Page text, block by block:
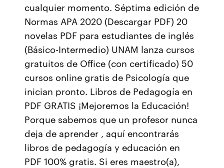
cualquier momento. Séptima edición de
Normas APA 2020 (Descargar PDF) 20
novelas PDF para estudiantes de inglés
(Básico-Intermedio) UNAM lanza cursos
gratuitos de Office (con certificado) 50
cursos online gratis de Psicología que
inician pronto. Libros de Pedagogía en
PDF GRATIS ¡Mejoremos la Educación!
Porque sabemos que un profesor nunca
deja de aprender , aquí encontrarás
libros de pedagogía y educación en
PDF 100% gratis. Si eres maestro(a),